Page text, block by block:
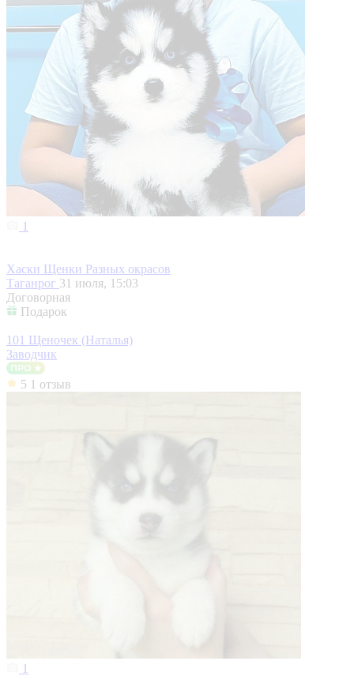
1
Хаски Щенки Разных окрасов
Таганрог 31 июля, 15:03
Договорная
Подарок
101 Щеночек (Наталья)
Заводчик
5 1 отзыв
1